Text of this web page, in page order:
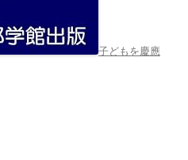
子どもを慶應